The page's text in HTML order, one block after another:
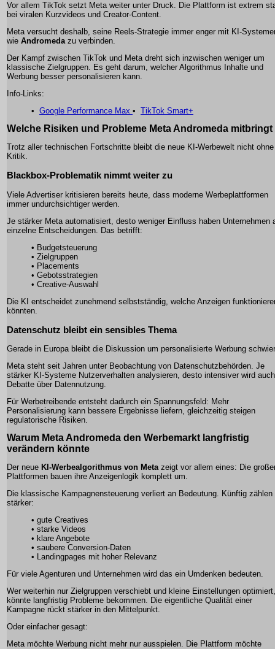
Vor allem TikTok setzt Meta weiter unter Druck. Die Plattform ist extrem
bei viralen Kurzvideos und Creator-Content.
Meta versucht deshalb, seine Reels-Strategie immer enger mit KI-
wie Andromedazu verbinden.
Der Kampf zwischen TikTok und Meta dreht sich inzwischen weniger um
klassische Zielgruppen. Es geht darum, welcher Algorithmus Inhalte und
Werbung besser personalisieren kann.
Info-Links:
• Google Performance Max • TikTok Smart+
Welche Risiken und Probleme Meta Andromeda mitbringt
Trotz aller technischen Fortschritte bleibt die neue KI-Werbewelt nicht ohne
Kritik.
Blackbox-Problematik nimmt weiter zu
Viele Advertiser kritisieren bereits heute, dass moderne Werbeplattformen
immer undurchsichtiger werden.
Je stärker Meta automatisiert, desto weniger Einfluss haben Unternehmen
einzelne Entscheidungen. Das betrifft:
• Budgetsteuerung
• Zielgruppen
• Placements
• Gebotsstrategien
• Creative-Auswahl
Die KI entscheidet zunehmend selbstständig, welche Anzeigen
könnten.
Datenschutz bleibt ein sensibles Thema
Gerade in Europa bleibt die Diskussion um personalisierte Werbung
Meta steht seit Jahren unter Beobachtung von Datenschutzbehörden. Je
stärker KI-Systeme Nutzerverhalten analysieren, desto intensiver wird
Debatte über Datennutzung.
Für Werbetreibende entsteht dadurch ein Spannungsfeld: Mehr
Personalisierung kann bessere Ergebnisse liefern, gleichzeitig steigen
regulatorische Risiken.
Warum Meta Andromeda den Werbemarkt langfristig
verändern könnte
Der neue KI-Werbealgorithmus von Metazeigt vor allem eines: Die
Plattformen bauen ihre Anzeigenlogik komplett um.
Die klassische Kampagnensteuerung verliert an Bedeutung. Künftig zählen
stärker:
• gute Creatives
• starke Videos
• klare Angebote
• saubere Conversion-Daten
• Landingpages mit hoher Relevanz
Für viele Agenturen und Unternehmen wird das ein Umdenken bedeuten.
Wer weiterhin nur Zielgruppen verschiebt und kleine Einstellungen optimiert,
könnte langfristig Probleme bekommen. Die eigentliche Qualität einer
Kampagne rückt stärker in den Mittelpunkt.
Oder einfacher gesagt:
Meta möchte Werbung nicht mehr nur ausspielen. Die Plattform möchte